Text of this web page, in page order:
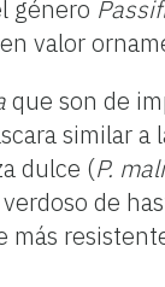
género
valor
que son de
similar a
dulce (P.
de
más